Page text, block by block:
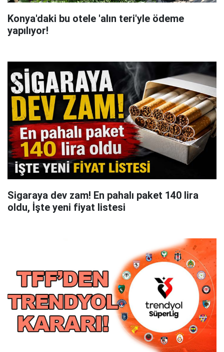
Konya'daki bu otele 'alın teri'yle ödeme
yapılıyor!
Sigaraya dev zam! En pahalı paket 140 lira
oldu, İşte yeni fiyat listesi